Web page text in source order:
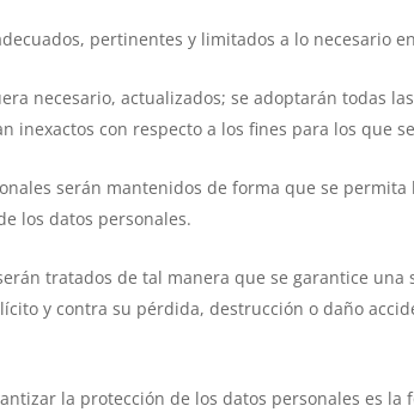
pertinentes y limitados a lo necesario
necesario, actualizados; se adoptarán todas
inexactos con respecto a los fines para los que
serán mantenidos de forma que se
los datos personales.
tratados de tal manera que se garantice
y contra su pérdida, destrucción o daño
la protección de los datos personales es